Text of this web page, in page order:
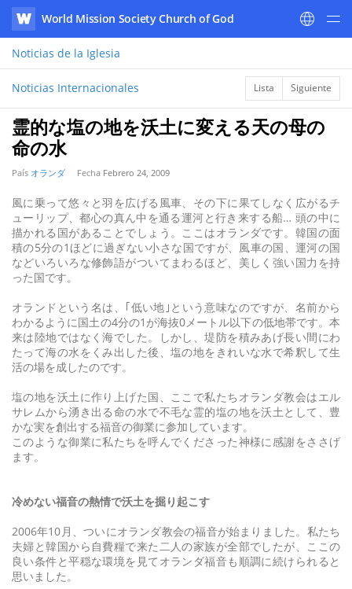
WATV
World Mission Society Church of God
Noticias de la Iglesia
Noticias Internacionales Lista Siguiente
霊的な塩の地を沃土に変える天の母の
命の水
País オランダ Fecha Febrero 24, 2009
風に乗って悠々と羽を広げる風車、その下に果てしなく広がるチ
ューリップ、都心の真ん中を通る運河と行き来する船… 頭の中に
描かれる国があることでしょう。ここはオランダです。韓国の面
積の5分の1ほどに過ぎない小さな国ですが、風車の国、運河の国
などいろいろな修飾語がついてまわるほど、美しく強い国力を持
った国です。
オランドという名は、｢低い地｣という意味なのですが、名前から
わかるように国土の4分の1が海抜0メートル以下の低地帯です。本
来は陸地ではなく海でした。しかし、堤防を積みあげ長い間にわ
たって海の水をくみ出した後、塩の地をきれいな水で希釈して生
活の場を成したのです。
塩の地を沃土に作り上げた国、ここで私たちオランダ教会はエル
サレムから湧き出る命の水で不毛な霊的塩の地を沃土として、豊
かな実を創出する福音の御業に参加しています。
このような御業に私たちを呼んでくださった神様に感謝をささげ
ます。
冷めない福音の熱情で沃土を掘り起こす
2006年10月、ついにオランダ教会の福音が始まりました。私たち
夫婦と韓国から自費糧で来た二人の家族が全部でしたが、ここの
良い条件と平穏な環境を見てオランダ福音も順調に続けられると
思いました。